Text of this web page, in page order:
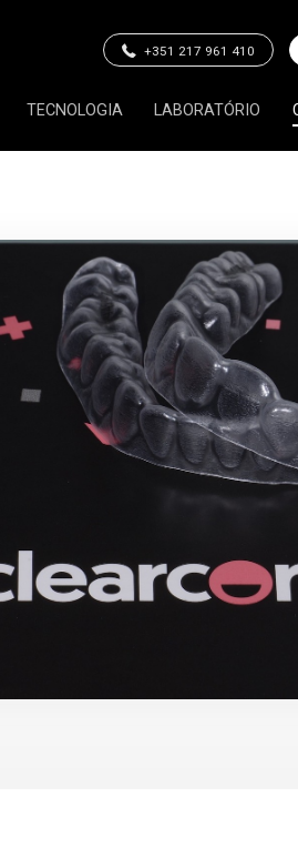
TECNOLOGIA LABORATÓRIO
+351 217 961 410